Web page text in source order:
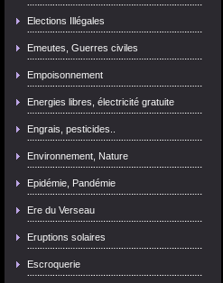
Elections Illégales
Emeutes, Guerres civiles
Empoisonnement
Energies libres, électricité gratuite
Engrais, pesticides..
Environnement, Nature
Epidémie, Pandémie
Ere du Verseau
Eruptions solaires
Escroquerie